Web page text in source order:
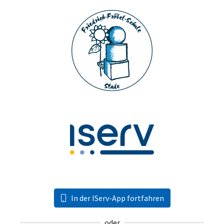
In der IServ-App fortfahren